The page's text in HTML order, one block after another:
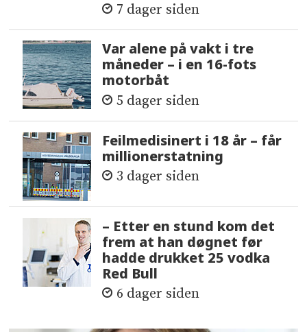
7 dager siden
Var alene på vakt i tre
måneder – i en 16-fots
motorbåt
5 dager siden
Feilmedisinert i 18 år – får
millionerstatning
3 dager siden
– Etter en stund kom det
frem at han døgnet før
hadde drukket 25 vodka
Red Bull
6 dager siden